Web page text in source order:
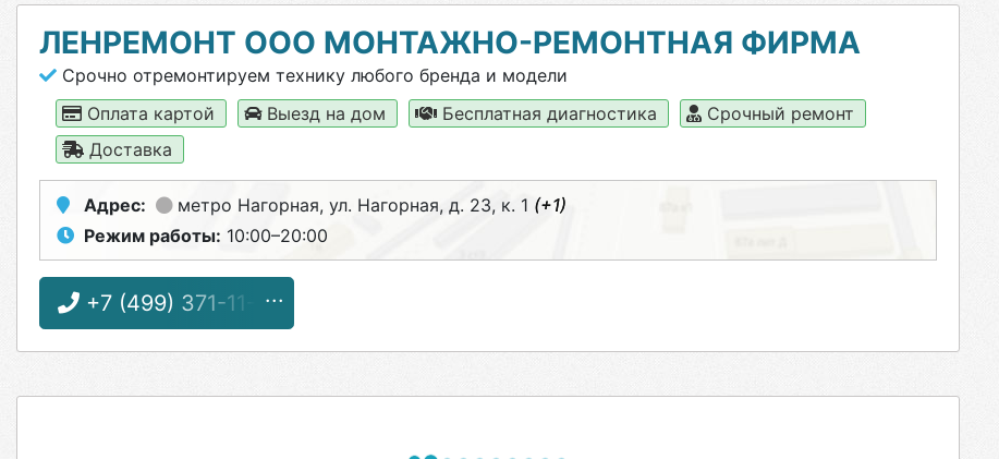
ЛЕНРЕМОНТ ООО МОНТАЖНО-РЕМОНТНАЯ ФИРМА
Срочно отремонтируем технику любого бренда и модели
Оплата картой
Выезд на дом Бесплатная диагностика
Срочный ремонт
Доставка
Адрес: метро Нагорная, ул. Нагорная, д. 23, к. 1 (+1)
Режим работы: 10:00–20:00
+7 (499) 371-11-11